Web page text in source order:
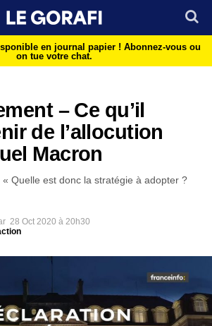
en journal papier ! Abonnez-vous ou
on tue votre chat.
– Ce qu’il
de l’allocution
Macron
Quelle est donc la stratégie à adopter ?
28 Oct 2020 à 20h30